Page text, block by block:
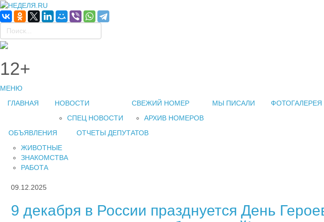
12+
МЕНЮ
ГЛАВНАЯ
НОВОСТИ
СПЕЦ НОВОСТИ
СВЕЖИЙ НОМЕР
АРХИВ НОМЕРОВ
МЫ ПИСАЛИ ФОТОГАЛЕРЕЯ
ОБЪЯВЛЕНИЯ
ЖИВОТНЫЕ
ЗНАКОМСТВА
РАБОТА
ОТЧЕТЫ ДЕПУТАТОВ
09.12.2025
9 декабря в России празднуется День